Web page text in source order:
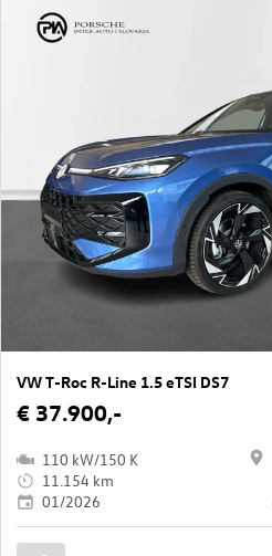
VW T-Roc R-Line 1.5 eTSI DS7
€ 37.900,-
110 kW/150 K
11.154 km
01/2026